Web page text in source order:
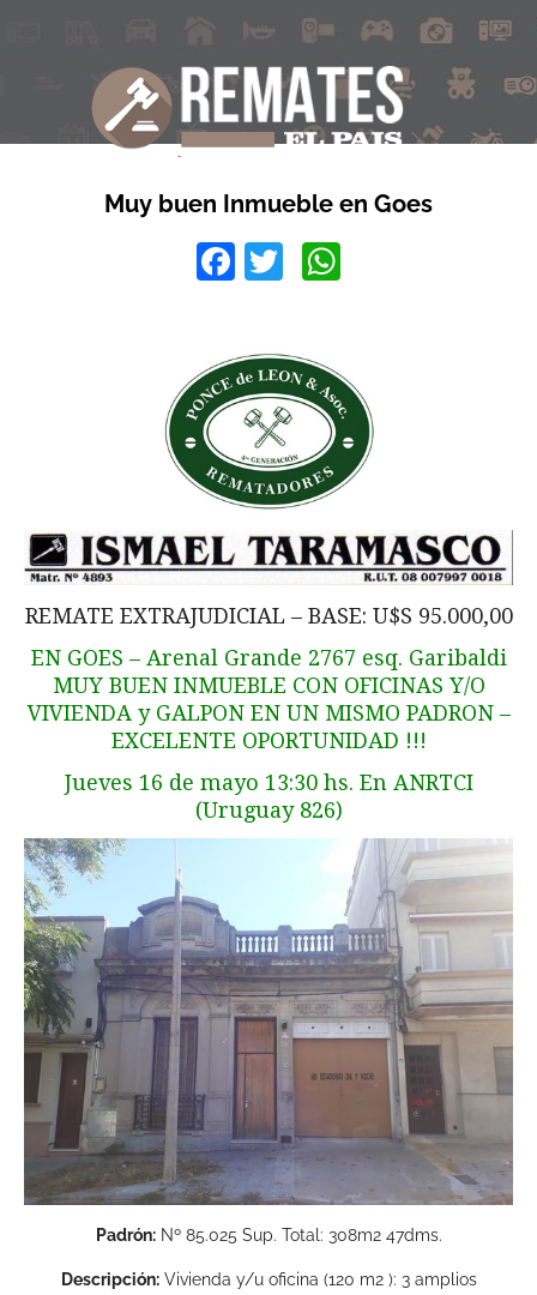
Muy buen Inmueble en Goes
Facebook
Twitter
REMATE EXTRAJUDICIAL – BASE: U$S 95.000,00
EN GOES – Arenal Grande 2767 esq. Garibaldi
MUY BUEN INMUEBLE CON OFICINAS Y/O
VIVIENDA y GALPON EN UN MISMO PADRON –
EXCELENTE OPORTUNIDAD !!!
Jueves 16 de mayo 13:30 hs. En ANRTCI
(Uruguay 826)
Padrón:Nº 85.025 Sup. Total: 308m2 47dms.
Descripción:Vivienda y/u oficina (120 m2 ): 3 amplios